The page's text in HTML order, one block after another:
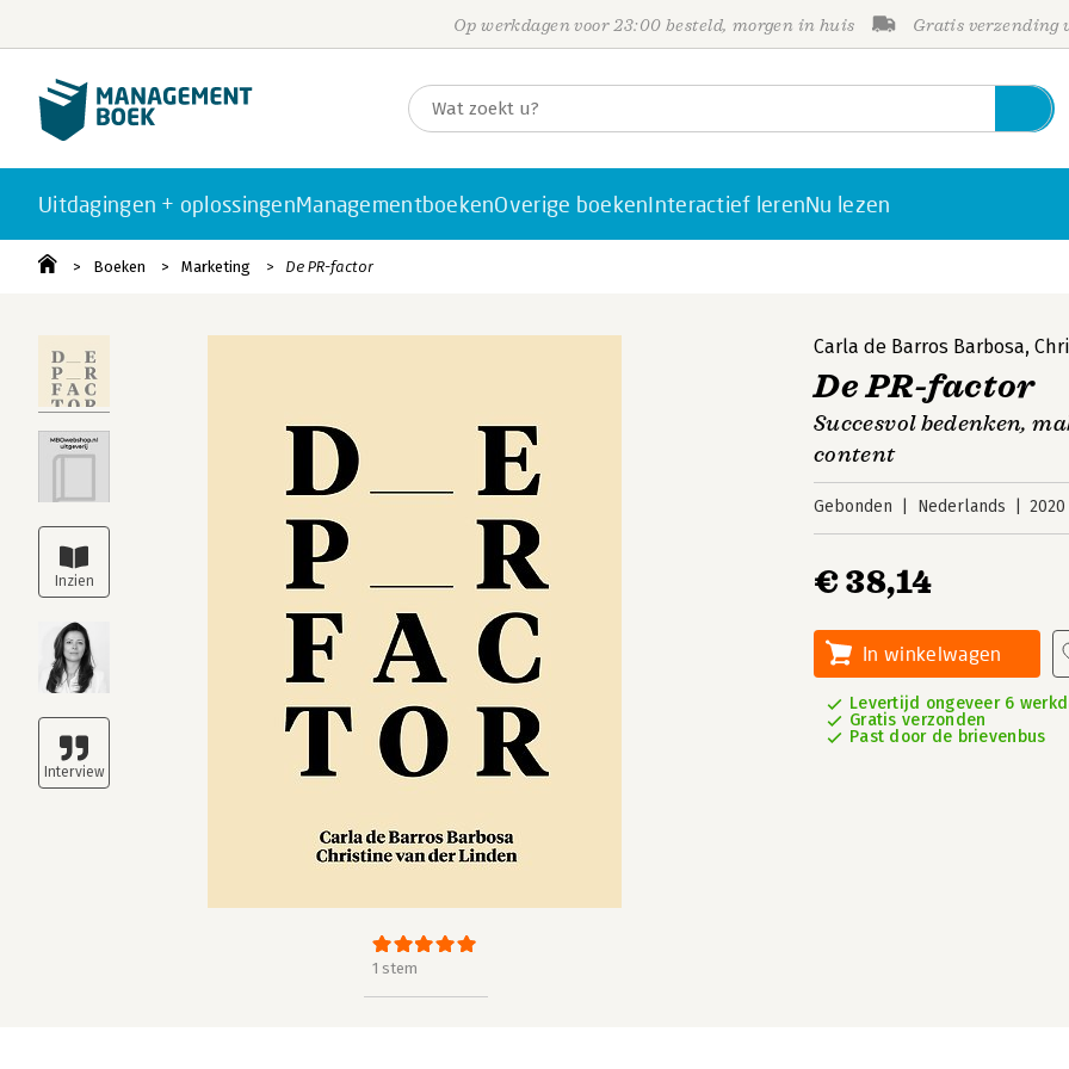
Op werkdagen voor 23:00 besteld, morgen in huis Gratis verzending
Uitdagingen + oplossingenManagementboekenOverige boekenInteractief lerenNu lezen
Boeken Marketing De PR-factor
1 stem
Carla de Barros Barbosa,
De PR-factor
Succesvol bedenken,
content
Gebonden Nederlands 2020
€ 38,14
In winkelwagen
Levertijd ongeveer 6
Gratis verzonden
Past door de brievenbus